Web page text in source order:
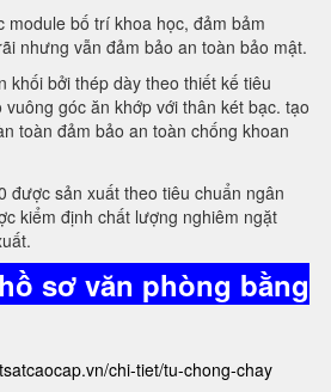
bố trí khoa học, đảm bảm
nhưng vẫn đảm bảo an toàn bảo mật.
khối bởi thép dày theo thiết kế tiêu
góc ăn khớp với thân két bạc. tạo
toàn đảm bảo an toàn chống khoan
được sản xuất theo tiêu chuẩn ngân
kiểm định chất lượng nghiêm ngặt
sơ văn phòng bằng
chi-tiet/tu-chong-chay